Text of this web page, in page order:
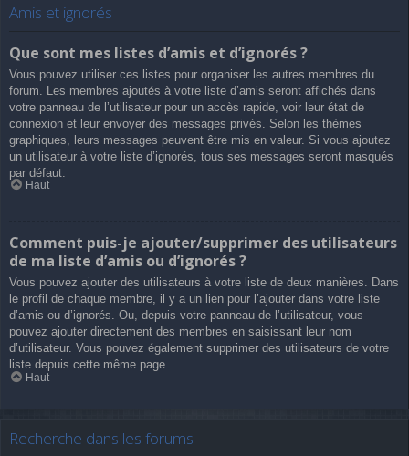
Amis et ignorés
Que sont mes listes d’amis et d’ignorés ?
Vous pouvez utiliser ces listes pour organiser les autres membres du
forum. Les membres ajoutés à votre liste d’amis seront affichés dans
votre panneau de l’utilisateur pour un accès rapide, voir leur état de
connexion et leur envoyer des messages privés. Selon les thèmes
graphiques, leurs messages peuvent être mis en valeur. Si vous ajoutez
un utilisateur à votre liste d’ignorés, tous ses messages seront masqués
par défaut.
Haut
Comment puis-je ajouter/supprimer des utilisateurs
de ma liste d’amis ou d’ignorés ?
Vous pouvez ajouter des utilisateurs à votre liste de deux manières. Dans
le profil de chaque membre, il y a un lien pour l’ajouter dans votre liste
d’amis ou d’ignorés. Ou, depuis votre panneau de l’utilisateur, vous
pouvez ajouter directement des membres en saisissant leur nom
d’utilisateur. Vous pouvez également supprimer des utilisateurs de votre
liste depuis cette même page.
Haut
Recherche dans les forums